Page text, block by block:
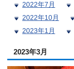
2022年7月
2022年10月
2023年1月
2023年3月